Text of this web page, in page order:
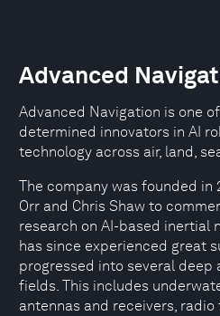
Advanced
Advanced Navigation is one
determined innovators in AI
technology across air, land,
The company was founded in
Orr and Chris Shaw to
research on AI-based inertial
has since experienced great
progressed into several deep
fields. This includes
antennas and receivers,